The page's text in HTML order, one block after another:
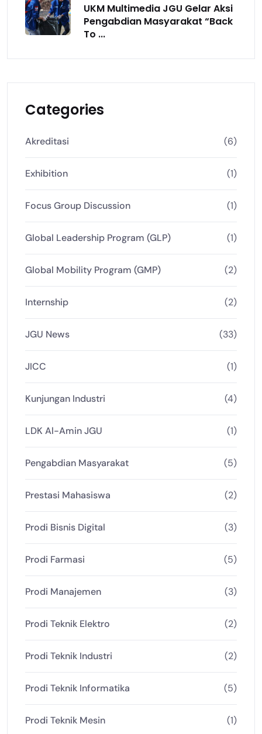
UKM Multimedia JGU Gelar Aksi
Pengabdian Masyarakat “Back
To ...
Categories
Akreditasi (6)
Exhibition (1)
Focus Group Discussion (1)
Global Leadership Program (GLP) (1)
Global Mobility Program (GMP) (2)
Internship (2)
JGU News (33)
JICC (1)
Kunjungan Industri (4)
LDK Al-Amin JGU (1)
Pengabdian Masyarakat (5)
Prestasi Mahasiswa (2)
Prodi Bisnis Digital (3)
Prodi Farmasi (5)
Prodi Manajemen (3)
Prodi Teknik Elektro (2)
Prodi Teknik Industri (2)
Prodi Teknik Informatika (5)
Prodi Teknik Mesin (1)